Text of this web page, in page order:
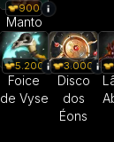
900
Manto
5.200
Foice
de Vyse
3.000
Disco
dos
Éons